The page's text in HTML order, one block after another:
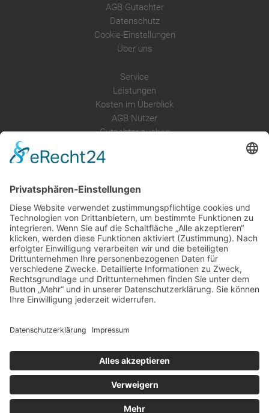
AGB Gutachter
Datenschutz
Cookie-Einstellungen
Über uns
Service
Leistungen
Kosten im Überblick
AGB Nutzer
Gutachter suchen
Anfrage
Presse
Partner: Der DGuSV
als Gutachter eintragen
Infos für Suchende